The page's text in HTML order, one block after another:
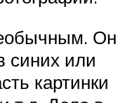
Он
синих или
картинки